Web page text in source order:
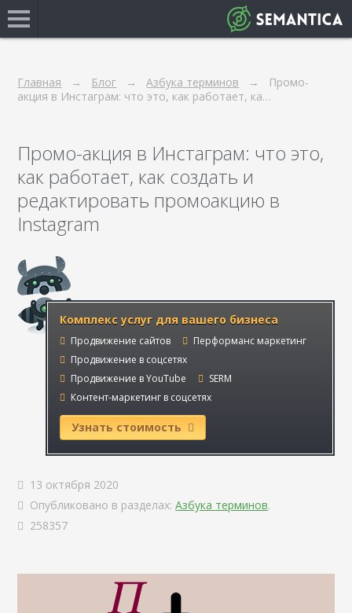
Главная Блог Азбука терминов
Промо-
акция в Инстаграм: что это, как работает, ка…
Промо-акция в Инстаграм: что это,
как работает, как создать и
редактировать промоакцию в
Instagram
Комплекс услуг для вашего бизнеса
Продвижение сайтов
Перформанс маркетинг
Продвижение в соцсетях
Продвижение в YouTube
SERM
Контент-маркетинг в соцсетях
Узнать стоимость
13 октября 2020
Опубликовано в разделах: Азбука терминов.
258357